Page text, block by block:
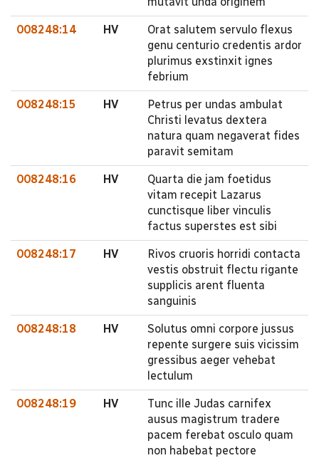
008248:14 HV
Orat salutem servulo flexus
genu centurio credentis ardor
plurimus exstinxit ignes
febrium
008248:15 HV
Petrus per undas ambulat
Christi levatus dextera
natura quam negaverat fides
paravit semitam
008248:16 HV
Quarta die jam foetidus
vitam recepit Lazarus
cunctisque liber vinculis
factus superstes est sibi
008248:17 HV
Rivos cruoris horridi contacta
vestis obstruit flectu rigante
supplicis arent fluenta
sanguinis
008248:18 HV
Solutus omni corpore jussus
repente surgere suis vicissim
gressibus aeger vehebat
lectulum
008248:19 HV
Tunc ille Judas carnifex
ausus magistrum tradere
pacem ferebat osculo quam
non habebat pectore